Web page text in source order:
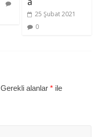
25 Şubat 2021
0
Gerekli alanlar* ile